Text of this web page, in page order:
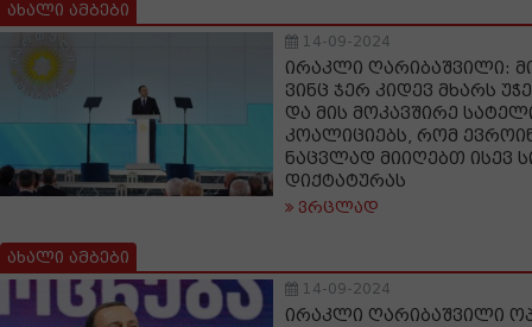
ახალი ამბები
14-09-2024
ირაკლი ღარიბაშვილი:
ვინც ჯერ კიდევ მხარს
და მის მოკავშირე
კოალიციებს, რომ
ნაცვლად მიიღებთ ისევ
დიქტატურას
ვრცლად
ახალი ამბები
14-09-2024
ირაკლი ღარიბაშვილი